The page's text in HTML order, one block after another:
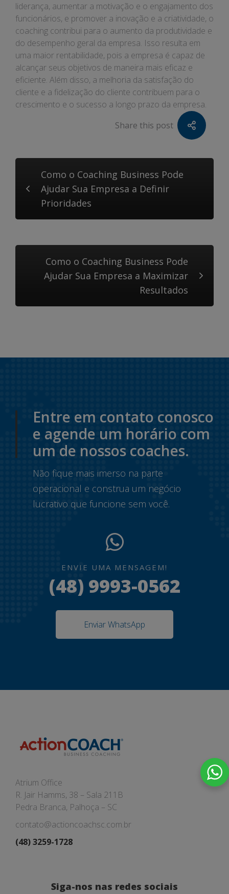
liderança, aumentar a motivação e o engajamento dos
funcionários, e promover a inovação e a criatividade, o
coaching contribui para o aumento da produtividade e
do desempenho geral da empresa. Isso resulta em
uma maior rentabilidade, pois a empresa é capaz de
alcançar seus objetivos de maneira mais eficaz e
eficiente. Além disso, a melhoria da satisfação do
cliente e a fidelização do cliente contribuem para o
crescimento e o sucesso a longo prazo da empresa.
Share this post
Como o Coaching Business Pode
Ajudar Sua Empresa a Definir
Prioridades
Como o Coaching Business Pode
Ajudar Sua Empresa a Maximizar
Resultados
Entre em contato conosco
e agende um horário com
um de nossos coaches.
Não fique mais imerso na parte
operacional e construa um negócio
lucrativo que funcione sem você.
ENVIE UMA MENSAGEM!
(48) 9993-0562
Enviar WhatsApp
Atrium Office
R. Jair Hamms, 38 – Sala 211B
Pedra Branca, Palhoça – SC
contato@actioncoachsc.com.br
(48) 3259-1728
Siga-nos nas redes sociais